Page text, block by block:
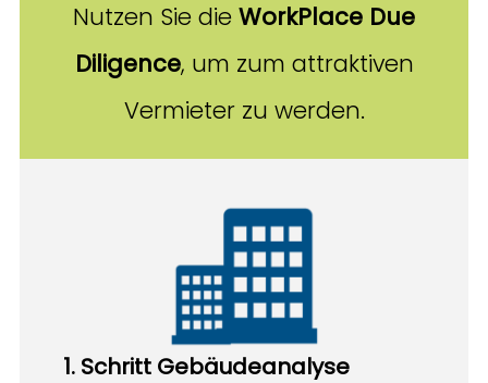
Nutzen Sie die WorkPlace Due
Diligence, um zum attraktiven
Vermieter zu werden.
1. Schritt​ Gebäudeanalyse